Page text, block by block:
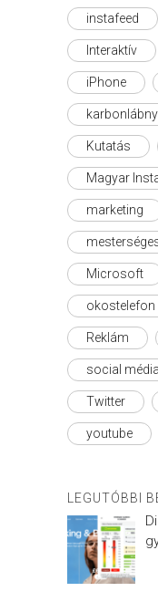
instafeed
Interaktív
iPhone
Kutatás
Magyar
marketing
Microsoft
okostelefon
Reklám
social média
Twitter
youtube
LEGUTÓBBI